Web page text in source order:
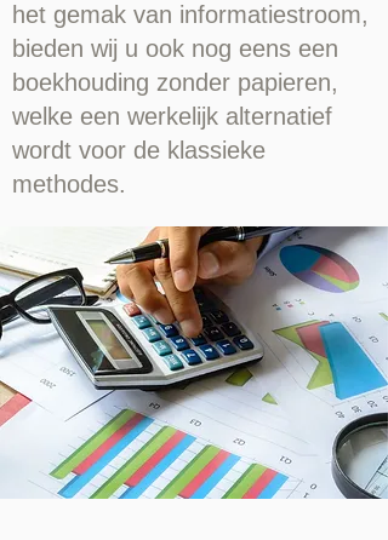
het gemak van informatiestroom,
bieden wij u ook nog eens een
boekhouding zonder papieren,
welke een werkelijk alternatief
wordt voor de klassieke
methodes.